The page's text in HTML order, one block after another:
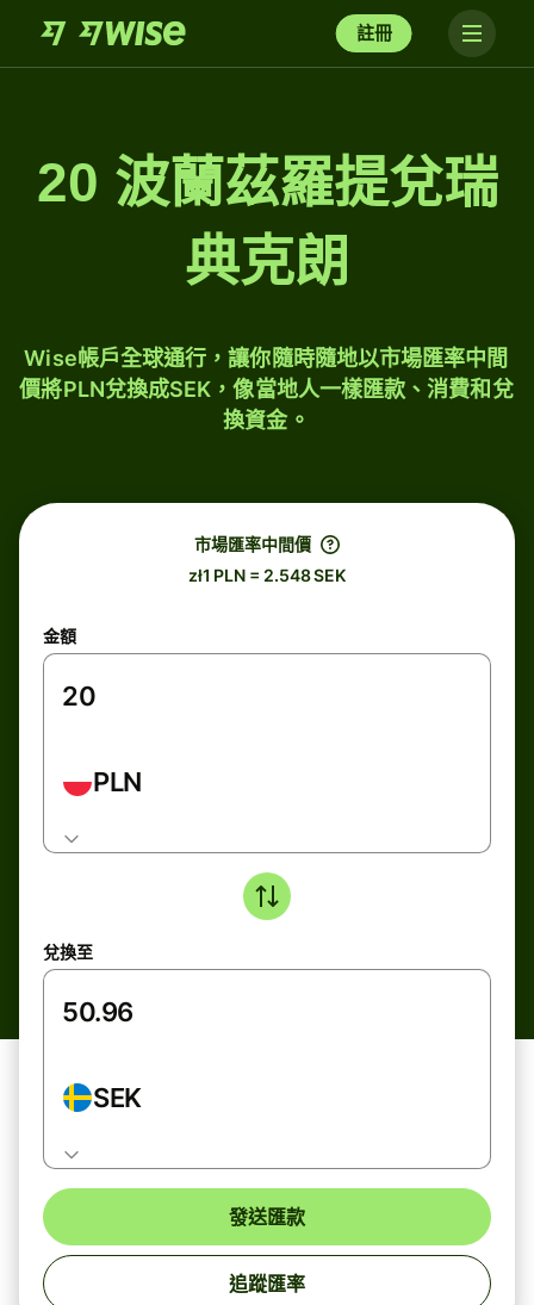
註冊
20 波蘭茲羅提兌瑞
典克朗
Wise帳戶全球通行，讓你隨時隨地以市場匯率中間
價將PLN兌換成SEK，像當地人一樣匯款、消費和兌
換資金。
市場匯率中間價
zł1 PLN = 2.548 SEK
金額
PLN
兌換至
SEK
發送匯款
追蹤匯率